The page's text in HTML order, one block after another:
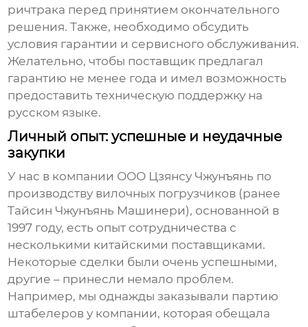
ричтрака перед принятием окончательного
решения. Также, необходимо обсудить
условия гарантии и сервисного обслуживания.
Желательно, чтобы поставщик предлагал
гарантию не менее года и имел возможность
предоставить техническую поддержку на
русском языке.
Личный опыт: успешные и неудачные
закупки
У нас в компании ООО Цзянсу Чжунъянь по
производству вилочных погрузчиков (ранее
Тайсин Чжунъянь Машинери), основанной в
1997 году, есть опыт сотрудничества с
несколькими китайскими поставщиками.
Некоторые сделки были очень успешными,
другие – принесли немало проблем.
Например, мы однажды заказывали партию
штабелеров у компании, которая обещала